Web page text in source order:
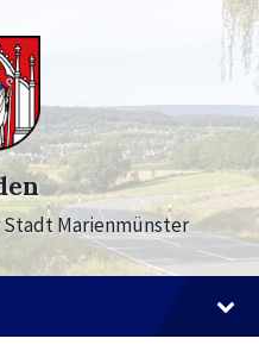
Marienmünster